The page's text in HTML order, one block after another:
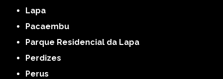
Lapa
Pacaembu
Parque Residencial da Lapa
Perdizes
Perus